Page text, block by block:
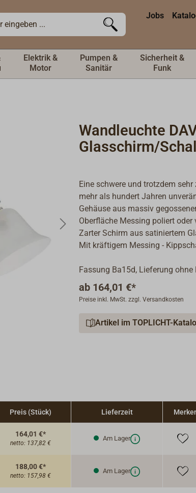
Jobs
Elektrik &
Motor
Pumpen &
Sanitär
Sicherheit &
Funk
Wandleuchte
Glasschirm/
Eine schwere und trotzdem
mehr als hundert Jahren
Gehäuse aus massiv
Oberfläche Messing poliert oder
Zarter Schirm aus satiniertem
Mit kräftigem Messing -
Fassung Ba15d, Lieferung
ab 164,01 €*
Preise inkl. MwSt. zzgl. Versandkosten
Artikel im TOPLICHT-
Preis (Stück) Lieferzeit
164,01 €*
netto: 137,82 €
Am Lager
188,00 €*
netto: 157,98 €
Am Lager